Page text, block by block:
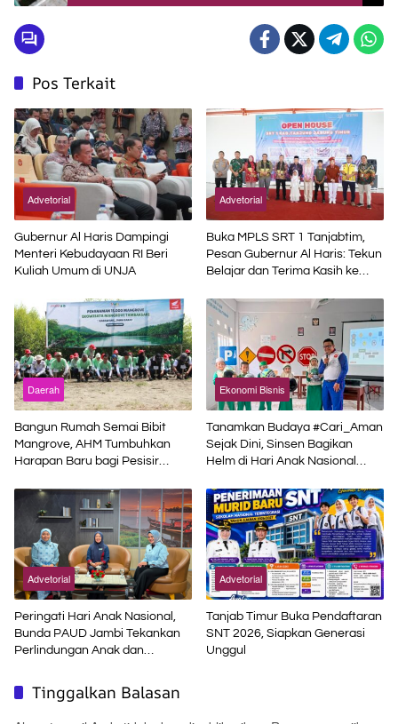
Pos Terkait
Advetorial
Gubernur Al Haris Dampingi
Menteri Kebudayaan RI Beri
Kuliah Umum di UNJA
Advetorial
Buka MPLS SRT 1 Tanjabtim,
Pesan Gubernur Al Haris: Tekun
Belajar dan Terima Kasih ke
Daerah
Bangun Rumah Semai Bibit
Mangrove, AHM Tumbuhkan
Harapan Baru bagi Pesisir
Ekonomi Bisnis
Tanamkan Budaya #Cari_Aman
Sejak Dini, Sinsen Bagikan
Helm di Hari Anak Nasional
Advetorial
Peringati Hari Anak Nasional,
Bunda PAUD Jambi Tekankan
Perlindungan Anak dan
Advetorial
Tanjab Timur Buka Pendaftaran
SNT 2026, Siapkan Generasi
Unggul
Tinggalkan Balasan